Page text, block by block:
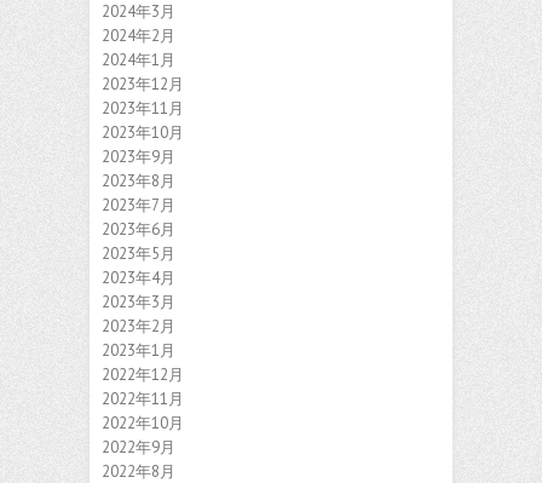
2024年3月
2024年2月
2024年1月
2023年12月
2023年11月
2023年10月
2023年9月
2023年8月
2023年7月
2023年6月
2023年5月
2023年4月
2023年3月
2023年2月
2023年1月
2022年12月
2022年11月
2022年10月
2022年9月
2022年8月